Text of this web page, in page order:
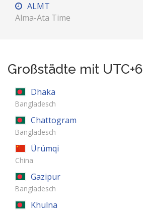
ALMT
Alma-Ata Time
Großstädte mit UTC+6
Dhaka
Bangladesch
Chattogram
Bangladesch
Ürümqi
China
Gazipur
Bangladesch
Khulna